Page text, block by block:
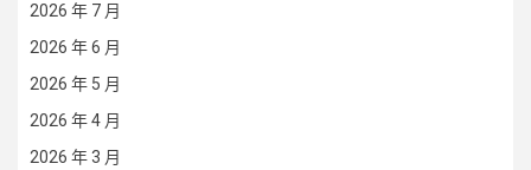
2026 年 7 月
2026 年 6 月
2026 年 5 月
2026 年 4 月
2026 年 3 月